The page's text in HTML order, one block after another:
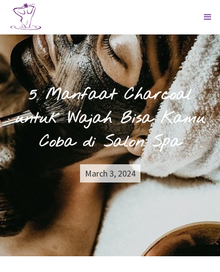
5 Manfaat Charcoal
untuk Wajah Bisa Kamu
Coba di Salon Spa
March 3, 2024